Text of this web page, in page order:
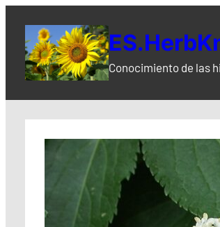
contenido
Conocimiento de las